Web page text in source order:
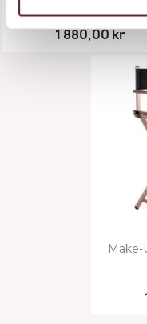
1 880,00 kr
Make-